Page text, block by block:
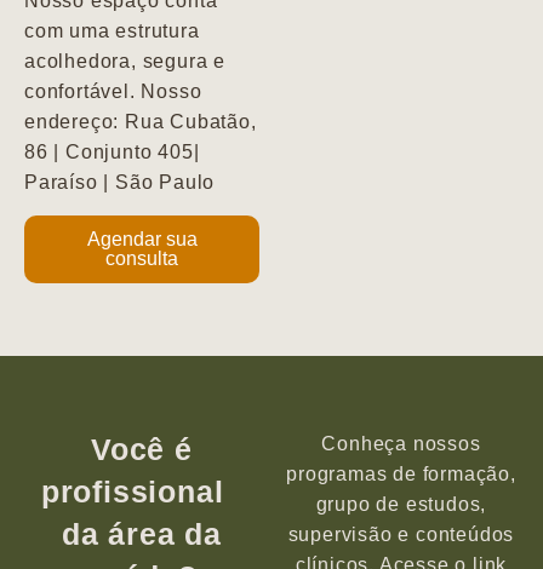
com uma estrutura
acolhedora, segura e
confortável. Nosso
endereço: Rua Cubatão,
86 | Conjunto 405|
Paraíso | São Paulo
Agendar sua
consulta
Você é
profissional
da área da
Conheça nossos
programas de formação,
grupo de estudos,
supervisão e conteúdos
clínicos. Acesse o link